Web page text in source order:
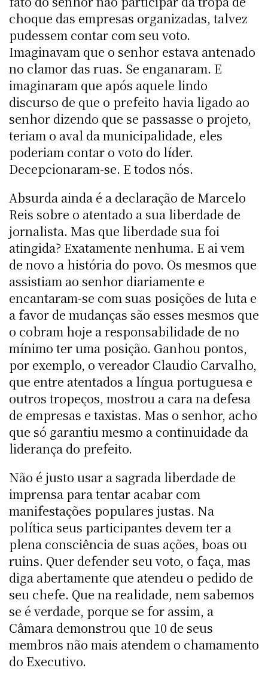
choque das empresas organizadas, talvez
pudessem contar com seu voto.
Imaginavam que o senhor estava antenado
no clamor das ruas. Se enganaram. E
imaginaram que após aquele lindo
discurso de que o prefeito havia ligado ao
senhor dizendo que se passasse o projeto,
teriam o aval da municipalidade, eles
poderiam contar o voto do líder.
Decepcionaram-se. E todos nós.
Absurda ainda é a declaração de Marcelo
Reis sobre o atentado a sua liberdade de
jornalista. Mas que liberdade sua foi
atingida? Exatamente nenhuma. E ai vem
de novo a história do povo. Os mesmos que
assistiam ao senhor diariamente e
encantaram-se com suas posições de luta e
a favor de mudanças são esses mesmos que
o cobram hoje a responsabilidade de no
mínimo ter uma posição. Ganhou pontos,
por exemplo, o vereador Claudio Carvalho,
que entre atentados a língua portuguesa e
outros tropeços, mostrou a cara na defesa
de empresas e taxistas. Mas o senhor, acho
que só garantiu mesmo a continuidade da
liderança do prefeito.
Não é justo usar a sagrada liberdade de
imprensa para tentar acabar com
manifestações populares justas. Na
política seus participantes devem ter a
plena consciência de suas ações, boas ou
ruins. Quer defender seu voto, o faça, mas
diga abertamente que atendeu o pedido de
seu chefe. Que na realidade, nem sabemos
se é verdade, porque se for assim, a
Câmara demonstrou que 10 de seus
membros não mais atendem o chamamento
do Executivo.